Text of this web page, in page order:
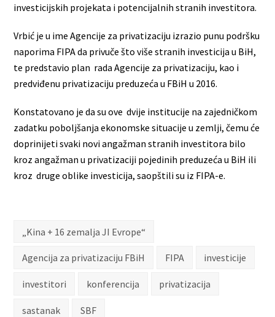
investicijskih projekata i potencijalnih stranih investitora.
Vrbić je u ime Agencije za privatizaciju izrazio punu podršku
naporima FIPA da privuče što više stranih investicija u BiH,
te predstavio plan rada Agencije za privatizaciju, kao i
predviđenu privatizaciju preduzeća u FBiH u 2016.
Konstatovano je da su ove dvije institucije na zajedničkom
zadatku poboljšanja ekonomske situacije u zemlji, čemu će
doprinijeti svaki novi angažman stranih investitora bilo
kroz angažman u privatizaciji pojedinih preduzeća u BiH ili
kroz druge oblike investicija, saopštili su iz FIPA-e.
„Kina + 16 zemalja JI Evrope“
Agencija za privatizaciju FBiH FIPA investicije
investitori konferencija privatizacija
sastanak SBF